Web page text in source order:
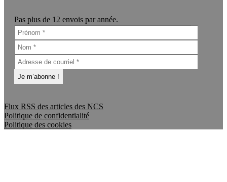
Pas plus de 12 envois par année.
Flux RSS des articles des NCS
Politique de confidentialité
Politique des cookies